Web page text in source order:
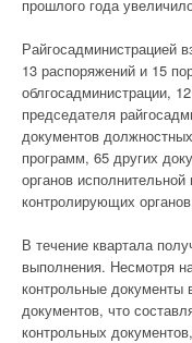
прошлого года
Райгосадминистрацией
13 распоряжений и 15
облгосадминистрации,
председателя
документов
программ, 65 других
органов
контролирующих
В течение квартала
выполнения. Несмотря
контрольные документы
документов, что
контрольных